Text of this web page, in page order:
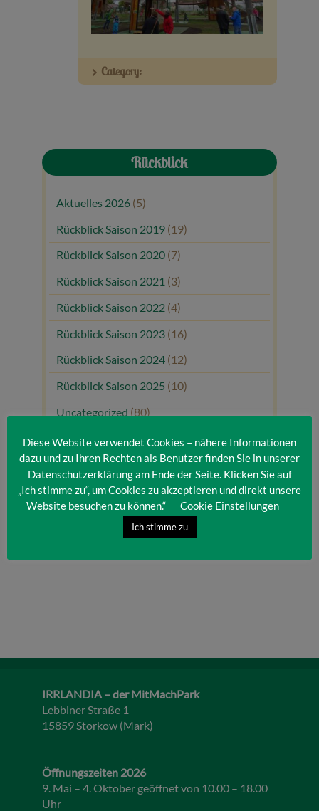
Veranstaltungen
Baumpaten
Category:
Rückblick
Aktuelles 2026 (5)
Rückblick Saison 2019 (19)
Rückblick Saison 2020 (7)
Rückblick Saison 2021 (3)
Rückblick Saison 2022 (4)
Rückblick Saison 2023 (16)
Rückblick Saison 2024 (12)
Rückblick Saison 2025 (10)
Uncategorized (80)
Unsere Gäste(1)
IRRLANDIA – der MitMachPark
Lebbiner Straße 1
15859 Storkow (Mark)
Öffnungszeiten 2026
9. Mai – 4. Oktober geöffnet von 10.00 – 18.00
Uhr
Diese Website verwendet Cookies – nähere Informationen
dazu und zu Ihren Rechten als Benutzer finden Sie in unserer
Datenschutzerklärung am Ende der Seite. Klicken Sie auf
„Ich stimme zu“, um Cookies zu akzeptieren und direkt unsere
Website besuchen zu können.“
Cookie Einstellungen
Ich stimme zu